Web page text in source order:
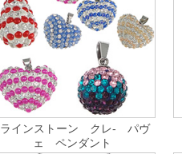
ラインストーン クレ- パヴ
ェ ペンダント